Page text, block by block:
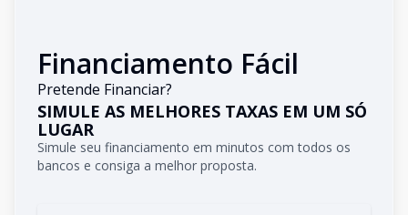
Financiamento Fácil
Pretende Financiar?
SIMULE AS MELHORES TAXAS EM UM SÓ
LUGAR
Simule seu financiamento em minutos com todos os
bancos e consiga a melhor proposta.